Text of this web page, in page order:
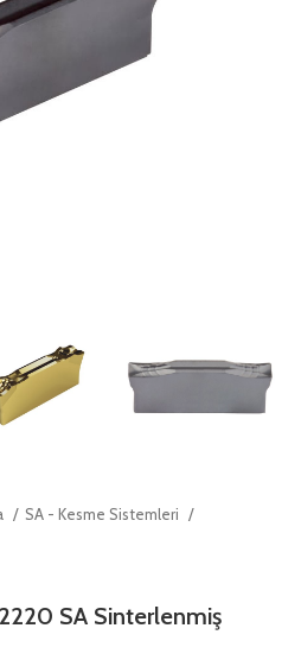
SA - Kesme Sistemleri
SA Sinterlenmiş